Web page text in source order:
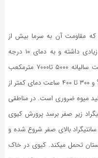
مقاومت آن به سرما بیش از
مرکبات است و احتیاج به رطوبت و آب زیادی داشته و به دمای ۱۰ درجه
سانتیگراد زیر صفر مقاوم است . این درخت سالیانه ۵۰۰۰ تا۷۰۰۰ مترمکعب
آب در هکتار نیاز دارد. رطوبت نسبی ۷۵ % و ۳۰۰ تا ۴۰۰ ساعت دمای کمتر از
میوه ضروری است. در مناطقی
کمتر از ۱۲ درجه سانتیگراد زیر صفر برسد پرورش کیوی
رشد جوانه ها از ۸ درجه سانتیگراد بالای صفر شروع شده و
را در تابستان تحمل میکند. کیوی در خاک